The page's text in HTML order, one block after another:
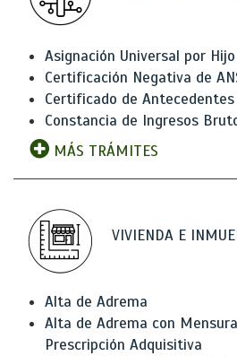
Asignación Universal por Hijo
Certificación Negativa de
Certificado de
Constancia de Ingresos
MÁS TRÁMITES
VIVIENDA E
Alta de Adrema
Alta de Adrema con
Prescripción Adquisitiva